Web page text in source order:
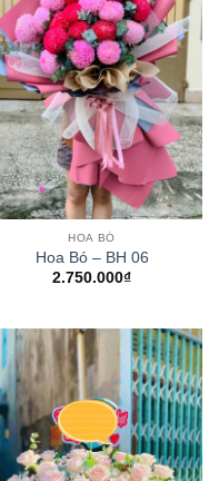
HOA BÓ
Hoa Bó – BH 06
2.750.000₫